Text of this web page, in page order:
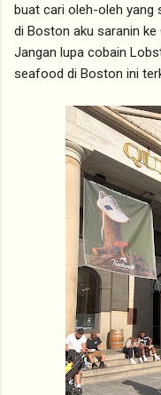
buat cari oleh-oleh yang
di Boston aku saranin ke
Jangan lupa cobain
seafood di Boston ini